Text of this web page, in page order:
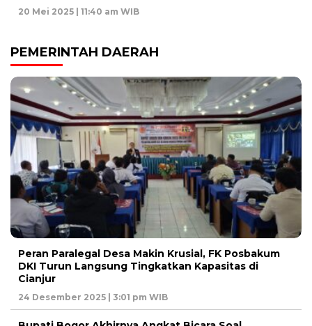
20 Mei 2025 | 11:40 am WIB
PEMERINTAH DAERAH
Peran Paralegal Desa Makin Krusial, FK Posbakum
DKI Turun Langsung Tingkatkan Kapasitas di
Cianjur
24 Desember 2025 | 3:01 pm WIB